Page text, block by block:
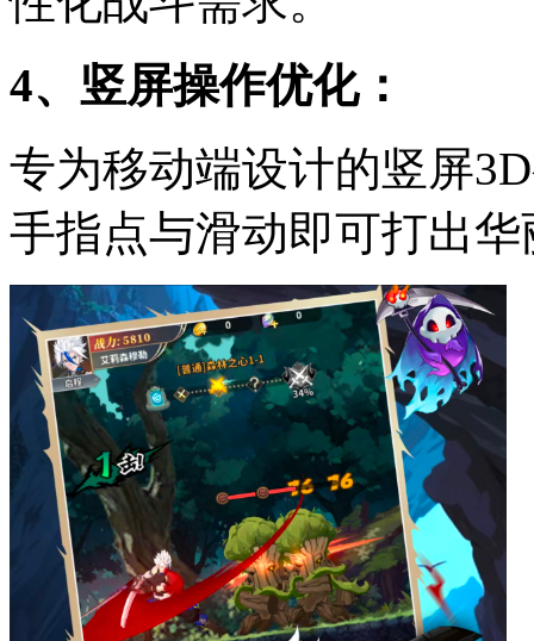
4、竖屏操作优化：
专为移动端设计的竖屏
手指点与滑动即可打出